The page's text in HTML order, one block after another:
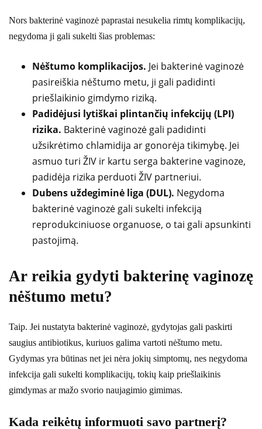
Nors bakterinė vaginozė paprastai nesukelia rimtų komplikacijų,
negydoma ji gali sukelti šias problemas:
Nėštumo komplikacijos. Jei bakterinė vaginozė
pasireiškia nėštumo metu, ji gali padidinti
priešlaikinio gimdymo riziką.
Padidėjusi lytiškai plintančių infekcijų (LPI)
rizika. Bakterinė vaginozė gali padidinti
užsikrėtimo chlamidija ar gonorėja tikimybę. Jei
asmuo turi ŽIV ir kartu serga bakterine vaginoze,
padidėja rizika perduoti ŽIV partneriui.
Dubens uždegiminė liga (DUL). Negydoma
bakterinė vaginozė gali sukelti infekciją
reprodukciniuose organuose, o tai gali apsunkinti
pastojimą.
Ar reikia gydyti bakterinę vaginozę
nėštumo metu?
Taip. Jei nustatyta bakterinė vaginozė, gydytojas gali paskirti
saugius antibiotikus, kuriuos galima vartoti nėštumo metu.
Gydymas yra būtinas net jei nėra jokių simptomų, nes negydoma
infekcija gali sukelti komplikacijų, tokių kaip priešlaikinis
gimdymas ar mažo svorio naujagimio gimimas.
Kada reikėtų informuoti savo partnerį?